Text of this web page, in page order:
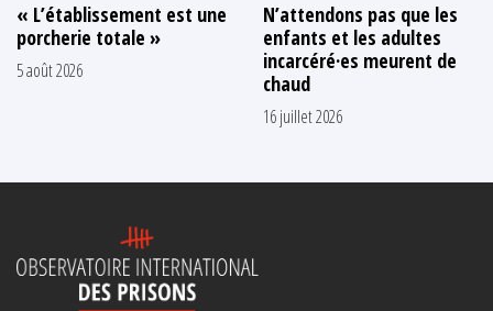
« L’établissement est une
porcherie totale »
5 août 2026
N’attendons pas que les
enfants et les adultes
incarcéré·es meurent de
chaud
16 juillet 2026